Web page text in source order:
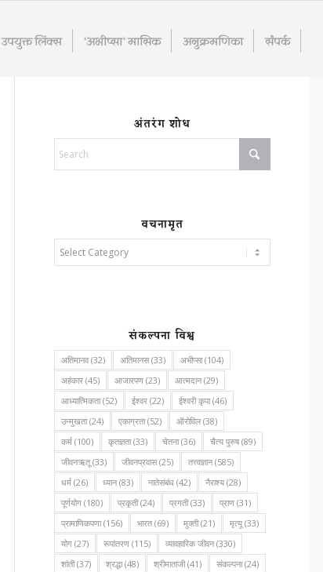
उपयुक्त लिंक्स ‘अभीप्सा’ मासिक अनुक्रमणिका संपर्क
अंतरंग शोध
वचनामृत
संकल्पना विश्व
अतिमानव(32) अतिमानस(33) अभीप्सा(104)
अहंकार (45) आजारपण (23) आत्मदान(29)
आध्यात्मिकता(52) ईश्वर (22) ईश्वरी कृपा(46)
उन्मुखता(24) एकाग्रता(52) ऑरोविल(38)
कर्म (100) कृतज्ञता(33) चेतना(36) चैत्य पुरुष(89)
जीवनऋतू(33) जीवनप्रवास(25) तत्त्वज्ञान(585)
धर्म (26) ध्यान(83) नातेसंबंध (42) नैराश्य (28)
पूर्णयोग (180) प्रकृती(24) प्रगती(33) प्राण (31)
प्रामाणिकपणा(156) भारत(69) मुक्ती(21) मृत्यू (33)
योग (27) रूपांतरण (115) व्यावहारिक जीवन(330)
शांती(37) श्रद्धा(48) श्रीमाताजी(41) संकल्पना(24)